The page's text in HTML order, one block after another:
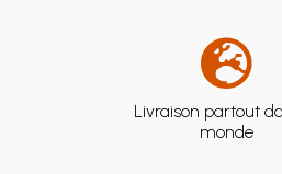
Livraison partout
monde